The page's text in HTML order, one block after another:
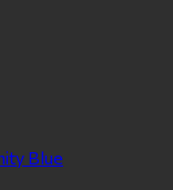
Blue